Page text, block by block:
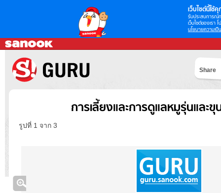
เว็บไซต์นี้ใช้คุ
รับประสบการณ์
เว็บไซต์ของเรา
นโยบายความเป็
Share
การเลี้ยงและการดูแลหมูรุ่นและ
รูปที่ 1 จาก 3